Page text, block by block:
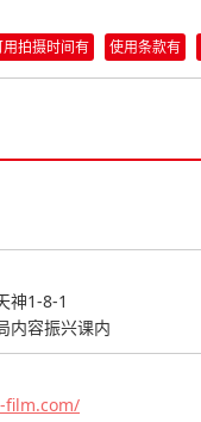
用拍摄时间有 使用条款有
神1-8-1
内容振兴课内
film.com/